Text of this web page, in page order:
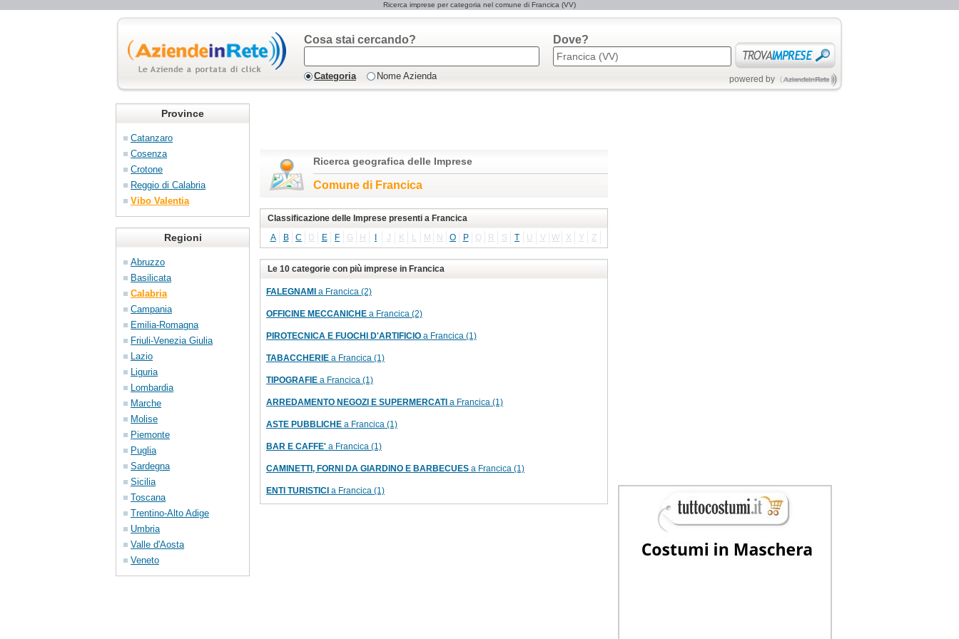
Ricerca imprese per categoria nel comune di Francica (VV)
Cosa stai cercando?
Categoria Nome Azienda
Dove?
powered by
Province
Catanzaro
Cosenza
Crotone
Reggio di Calabria
Vibo Valentia
Regioni
Abruzzo
Basilicata
Calabria
Campania
Emilia-Romagna
Friuli-Venezia Giulia
Lazio
Liguria
Lombardia
Marche
Molise
Piemonte
Puglia
Sardegna
Sicilia
Toscana
Trentino-Alto Adige
Umbria
Valle d'Aosta
Veneto
Ricerca geografica delle Imprese
Comune di Francica
Classificazione delle Imprese presenti a Francica
A
B C D E F G H J K L M N O P Q R S T U V W X Y Z
Le 10 categorie con più imprese in Francica
FALEGNAMI a Francica (2)
OFFICINE MECCANICHE a Francica (2)
PIROTECNICA E FUOCHI D'ARTIFICIO a Francica (1)
TABACCHERIE a Francica (1)
TIPOGRAFIE a Francica (1)
ARREDAMENTO NEGOZI E SUPERMERCATI a Francica (1)
ASTE PUBBLICHE a Francica (1)
BAR E CAFFE' a Francica (1)
CAMINETTI, FORNI DA GIARDINO E BARBECUES a Francica (1)
ENTI TURISTICI a Francica (1)